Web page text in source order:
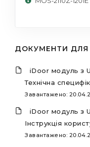
ДОКУМЕНТИ
iDoor модуль з
Технічна
Завантажено:
iDoor модуль з
Інструкція
Завантажено: